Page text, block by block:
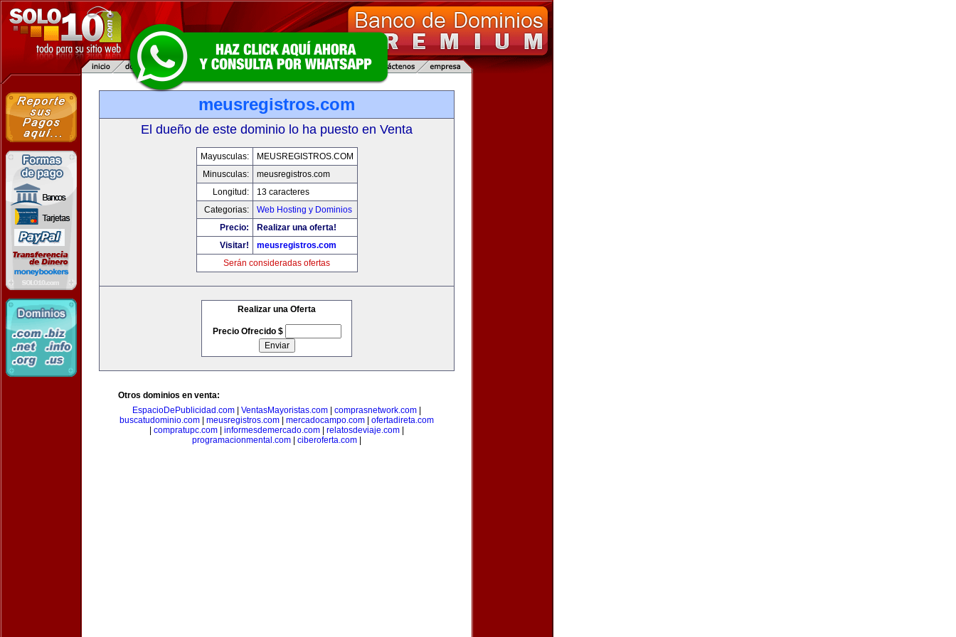
meusregistros.com
El dueño de este dominio lo ha puesto en Venta
Mayusculas:
MEUSREGISTROS.COM
Minusculas:
meusregistros.com
Longitud:
13 caracteres
Categorias:
Web Hosting y Dominios
Precio:
Realizar una oferta!
Visitar!
meusregistros.com
Serán consideradas ofertas
Realizar una Oferta
Precio Ofrecido $
Otros dominios en venta:
EspacioDePublicidad.com
VentasMayoristas.com comprasnetwork.com
buscatudominio.com
meusregistros.com mercadocampo.com
ofertadireta.com
compratupc.com informesdemercado.com relatosdeviaje.com
programacionmental.com
ciberoferta.com